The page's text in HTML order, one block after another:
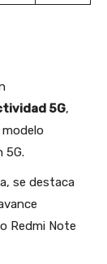
5G,
modelo
5G.
se destaca
Redmi Note